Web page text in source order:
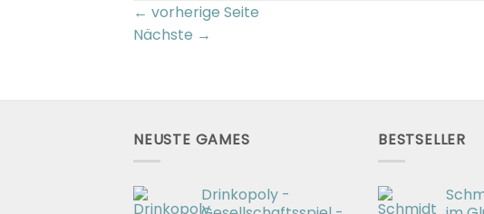
← vorherige Seite
Nächste →
NEUSTE GAMES
Drinkopoly -
BESTSELLER